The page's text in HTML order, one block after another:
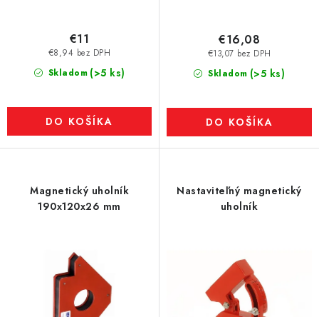
Skladom (>5 ks)
€8,94 bez DPH
€11
DO KOŠÍKA
Skladom (>5 ks)
€13,07 bez DPH
€16,08
DO KOŠÍKA
Magnetický uholník
190x120x26 mm
Nastaviteľný magnetický
uholník